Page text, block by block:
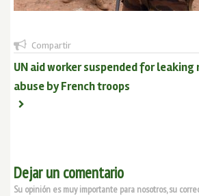
Compartir
UN aid worker suspended for
abuse by French troops
Dejar un comentario
Su opinión es muy importante para nosotros, su